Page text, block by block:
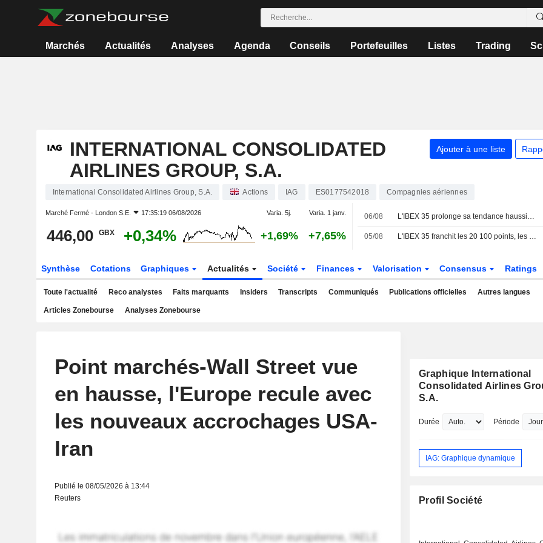
Marchés Actualités Analyses Agenda Conseils Portefeuilles Listes Trading
INTERNATIONAL CONSOLIDATED
AIRLINES GROUP, S.A.
Ajouter à une liste
International Consolidated Airlines Group, S.A. Actions IAG ES0177542018 Compagnies aériennes
Marché Fermé - London S.E. 17:35:19 06/08/2026 Varia. 5j. Varia. 1 janv.
446,00 GBX +0,34% +1,69% +7,65%
06/08 L'IBEX 35 prolonge sa tendance haussière dans l'espoir d'un accord entre les États-Unis et l'Iran
05/08 L'IBEX 35 franchit les 20 100 points, les yeux rivés sur le secteur technologique et la géopolitique
Synthèse Cotations Graphiques Actualités Société Finances Valorisation Consensus Ratings
Toute l'actualité Reco analystes Faits marquants Insiders Transcripts Communiqués Publications officielles Autres langues
Articles Zonebourse Analyses Zonebourse
Point marchés-Wall Street vue
en hausse, l'Europe recule avec
les nouveaux accrochages USA-
Iran
Publié le 08/05/2026 à 13:44
Reuters
Graphique International
Consolidated Airlines
S.A.
Durée Période
IAG: Graphique dynamique
Profil Société